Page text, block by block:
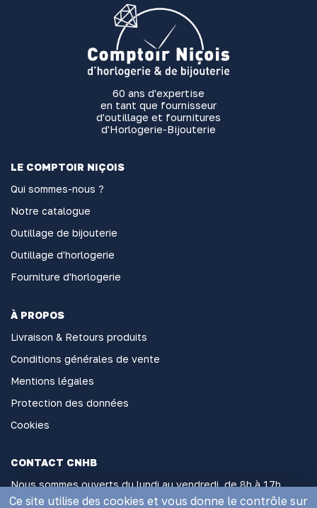
60 ans d'expertise
en tant que fournisseur
d'outillage et fournitures
d'Horlogerie-Bijouterie
LE COMPTOIR NIÇOIS
Qui sommes-nous ?
Notre catalogue
Outillage de bijouterie
Outillage d'horlogerie
Fourniture d'horlogerie
À PROPOS
Livraison & Retours produits
Conditions générales de vente
Mentions légales
Protection des données
Cookies
CONTACT CNHB
Nous sommes ouverts du lundi au vendredi, de 8h à 17h
sans interruption
Ce site utilise des cookies et vous donne le contrôle sur